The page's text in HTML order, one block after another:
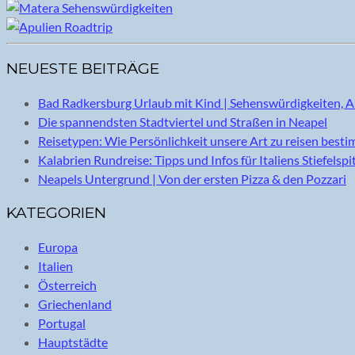
NEUESTE BEITRÄGE
Bad Radkersburg Urlaub mit Kind | Sehenswürdigkeiten,
Die spannendsten Stadtviertel und Straßen in Neapel
Reisetypen: Wie Persönlichkeit unsere Art zu reisen
Kalabrien Rundreise: Tipps und Infos für Italiens
Neapels Untergrund | Von der ersten Pizza & den Pozzari
KATEGORIEN
Europa
Italien
Österreich
Griechenland
Portugal
Hauptstädte